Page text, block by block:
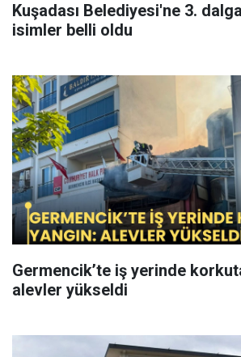
Kuşadası Belediyesi'ne 3.
isimler belli oldu
Germencik’te iş yerinde
alevler yükseldi